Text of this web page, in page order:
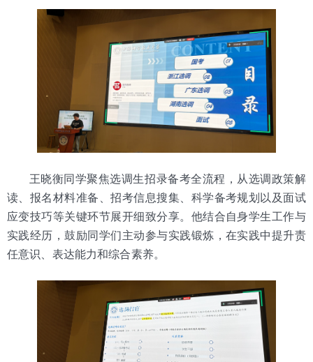
王晓衡同学聚焦选调生招录备考全流程，从选调政策解
读、报名材料准备、招考信息搜集、科学备考规划以及面试
应变技巧等关键环节展开细致分享。他结合自身学生工作与
实践经历，鼓励同学们主动参与实践锻炼，在实践中提升责
任意识、表达能力和综合素养。